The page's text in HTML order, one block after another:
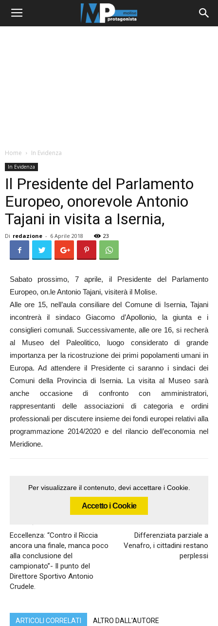
Home In Evidenza
In Evidenza
Il Presidente del Parlamento
Europeo, onorevole Antonio
Tajani in visita a Isernia,
Di redazione - 6 Aprile 2018 23
Sabato prossimo, 7 aprile, il Presidente del Parlamento
Europeo, on.le Antonio Tajani, visiterà il Molise.
Alle ore 15, nell’aula consiliare del Comune di Isernia, Tajani
incontrerà il sindaco Giacomo d’Apollonio, la giunta e i
consiglieri comunali. Successivamente, alle ore 16, si recherà
al Museo del Paleolitico, luogo considerato di grande
importanza per la ricostruzione dei primi popolamenti umani in
Europa. Ad attendere il Presidente ci saranno i sindaci dei
Comuni della Provincia di Isernia. La visita al Museo sarà
anche occasione di confronto con amministratori,
rappresentanti delle associazioni di categoria e ordini
professionali per discutere insieme dei fondi europei relativi alla
programmazione 2014/2020 e del rilancio dell’economia nel
Meridione.
Per visualizzare il contenuto, devi accettare i Cookie.
Accetto i Cookie
Eccellenza: “Contro il Riccia
ancora una finale, manca poco
alla conclusione del
campionato”- Il punto del
Direttore Sportivo Antonio
Crudele.
Differenziata parziale a
Venafro, i cittadini restano
perplessi
ARTICOLI CORRELATI ALTRO DALL'AUTORE